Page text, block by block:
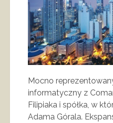
Mocno
informatyczny z
Filipiaka i spółka, w
Adama Górala.